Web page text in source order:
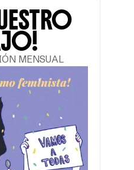
MENSUAL